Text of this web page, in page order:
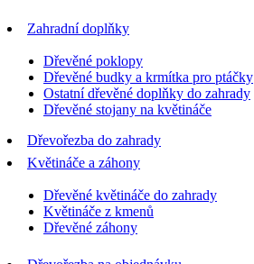
Zahradní doplňky
Dřevěné poklopy
Dřevěné budky a krmítka pro ptáčky
Ostatní dřevěné doplňky do zahrady
Dřevěné stojany na květináče
Dřevořezba do zahrady
Květináče a záhony
Dřevěné květináče do zahrady
Květináče z kmenů
Dřevěné záhony